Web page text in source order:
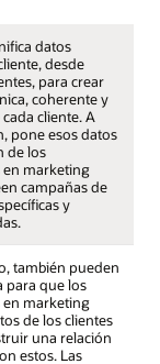
datos
desde
para crear
coherente y
cliente. A
pone esos datos
de los
en marketing
campañas de
y
también pueden
para que los
en marketing
de los clientes
una relación
estos. Las